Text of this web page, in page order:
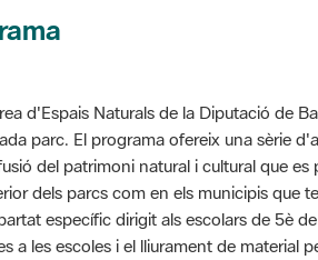
d'Espais Naturals de la Diputació de
parc. El programa ofereix una sèrie
del patrimoni natural i cultural que
dels parcs com en els municipis que
específic dirigit als escolars de 5è
a les escoles i el lliurament de material